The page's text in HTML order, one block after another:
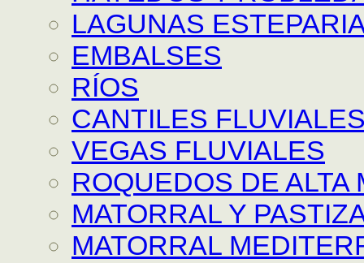
LAGUNAS
EMBALSES
RÍOS
CANTILES
VEGAS FLUVIALES
ROQUEDOS DE ALTA
MATORRAL Y
MATORRAL